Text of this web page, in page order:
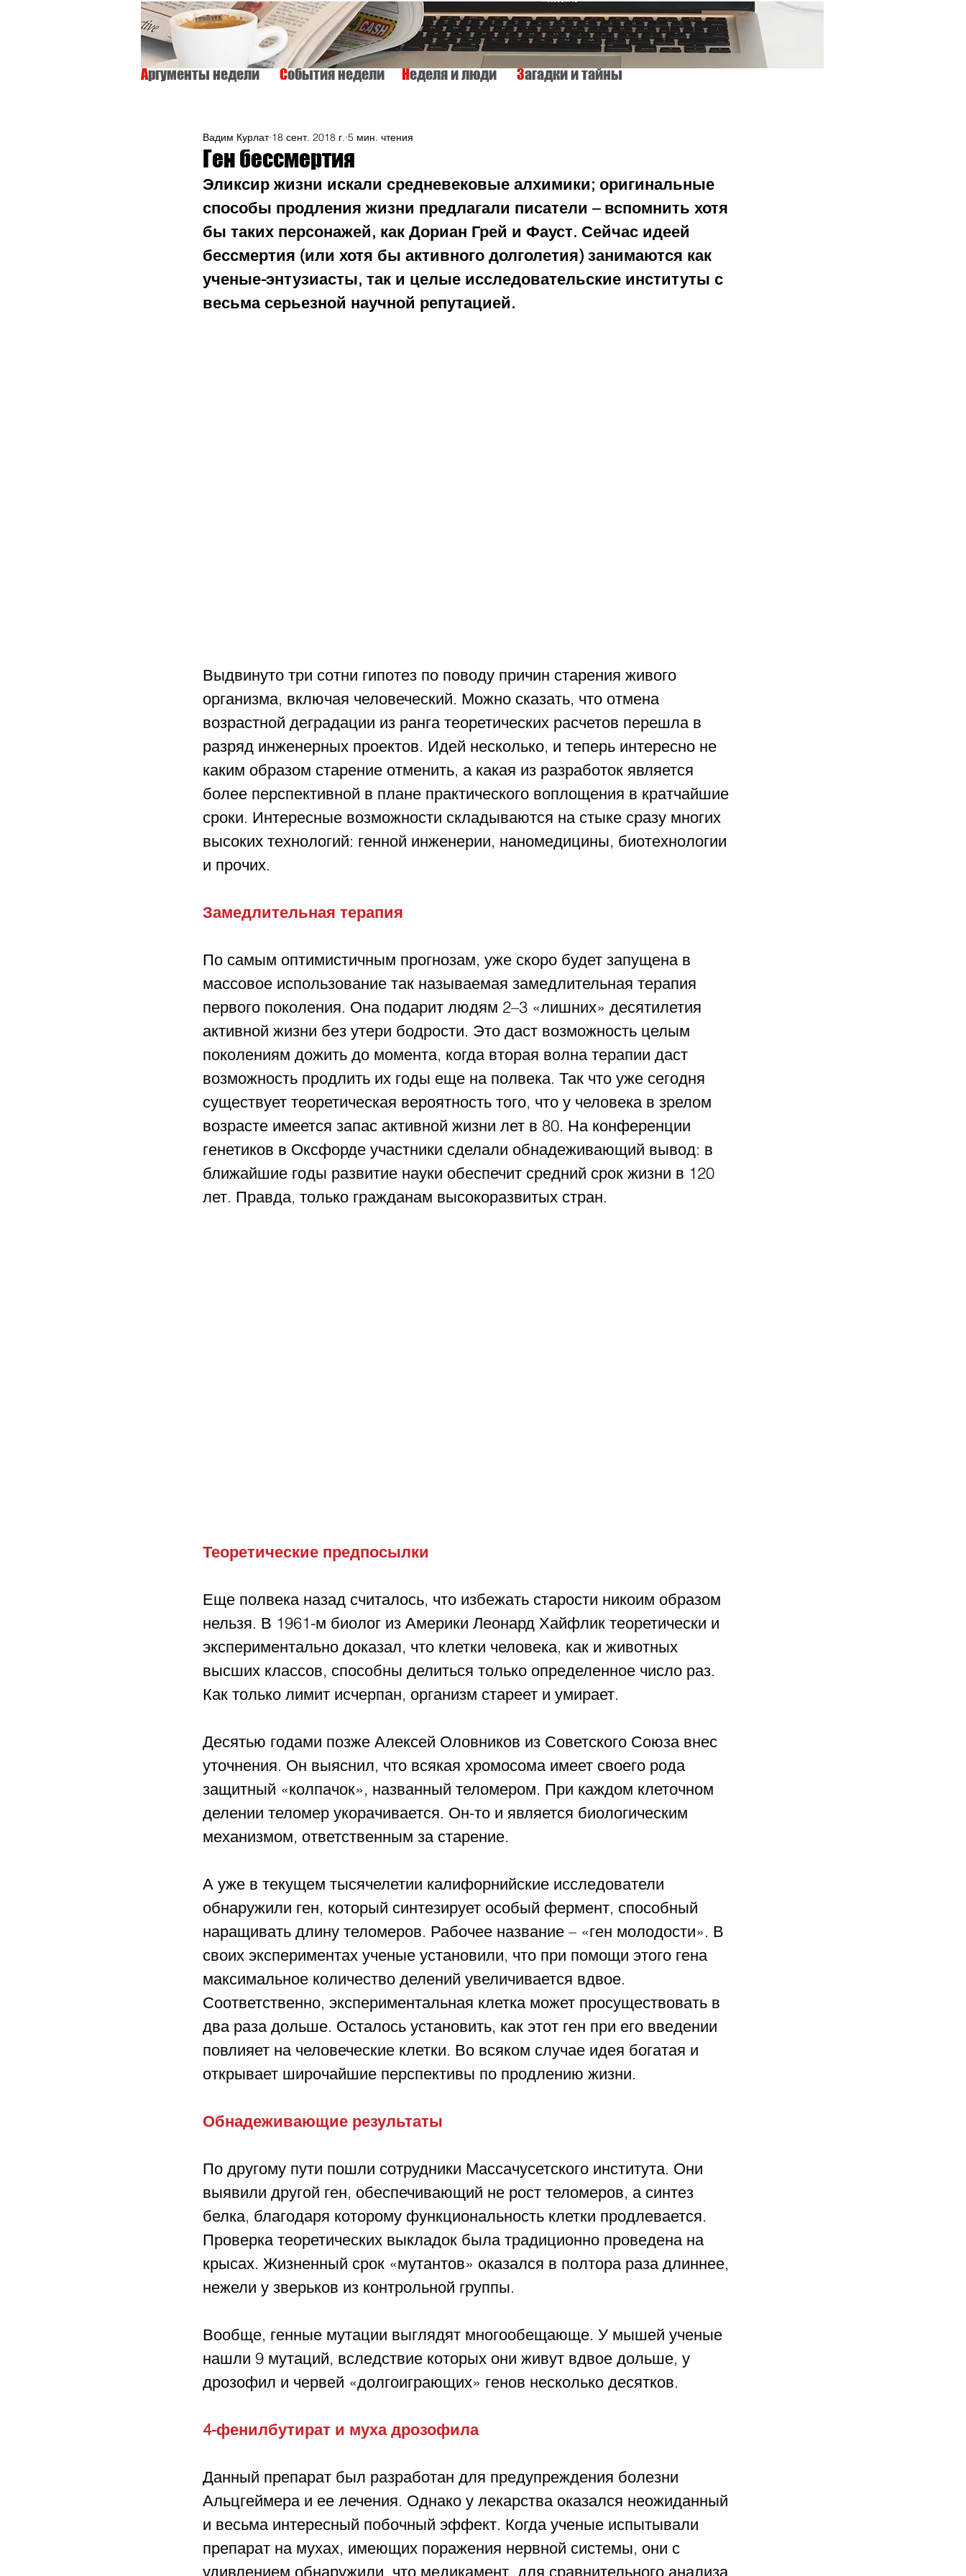
Аргументы неделиСобытия неделиНеделя и людиЗагадки и тайны
Ген бессмертия
Вадим Курлат 18 сент. 2018 г. 5 мин. чтения
Эликсир жизни искали средневековые алхимики; оригинальные
способы продления жизни предлагали писатели – вспомнить хотя
бы таких персонажей, как Дориан Грей и Фауст. Сейчас идеей
бессмертия (или хотя бы активного долголетия) занимаются как
ученые-энтузиасты, так и целые исследовательские институты с
весьма серьезной научной репутацией.
Выдвинуто три сотни гипотез по поводу причин старения живого
организма, включая человеческий. Можно сказать, что отмена
возрастной деградации из ранга теоретических расчетов перешла в
разряд инженерных проектов. Идей несколько, и теперь интересно не
каким образом старение отменить, а какая из разработок является
более перспективной в плане практического воплощения в кратчайшие
сроки. Интересные возможности складываются на стыке сразу многих
высоких технологий: генной инженерии, наномедицины, биотехнологии
и прочих.
Замедлительная терапия
По самым оптимистичным прогнозам, уже скоро будет запущена в
массовое использование так называемая замедлительная терапия
первого поколения. Она подарит людям 2–3 «лишних» десятилетия
активной жизни без утери бодрости. Это даст возможность целым
поколениям дожить до момента, когда вторая волна терапии даст
возможность продлить их годы еще на полвека. Так что уже сегодня
существует теоретическая вероятность того, что у человека в зрелом
возрасте имеется запас активной жизни лет в 80. На конференции
генетиков в Оксфорде участники сделали обнадеживающий вывод: в
ближайшие годы развитие науки обеспечит средний срок жизни в 120
лет. Правда, только гражданам высокоразвитых стран.
Теоретические предпосылки
Еще полвека назад считалось, что избежать старости никоим образом
нельзя. В 1961-м биолог из Америки Леонард Хайфлик теоретически и
экспериментально доказал, что клетки человека, как и животных
высших классов, способны делиться только определенное число раз.
Как только лимит исчерпан, организм стареет и умирает.
Десятью годами позже Алексей Оловников из Советского Союза внес
уточнения. Он выяснил, что всякая хромосома имеет своего рода
защитный «колпачок», названный теломером. При каждом клеточном
делении теломер укорачивается. Он-то и является биологическим
механизмом, ответственным за старение.
А уже в текущем тысячелетии калифорнийские исследователи
обнаружили ген, который синтезирует особый фермент, способный
наращивать длину теломеров. Рабочее название – «ген молодости». В
своих экспериментах ученые установили, что при помощи этого гена
максимальное количество делений увеличивается вдвое.
Соответственно, экспериментальная клетка может просуществовать в
два раза дольше. Осталось установить, как этот ген при его введении
повлияет на человеческие клетки. Во всяком случае идея богатая и
открывает широчайшие перспективы по продлению жизни.
Обнадеживающие результаты
По другому пути пошли сотрудники Массачусетского института. Они
выявили другой ген, обеспечивающий не рост теломеров, а синтез
белка, благодаря которому функциональность клетки продлевается.
Проверка теоретических выкладок была традиционно проведена на
крысах. Жизненный срок «мутантов» оказался в полтора раза длиннее,
нежели у зверьков из контрольной группы.
Вообще, генные мутации выглядят многообещающе. У мышей ученые
нашли 9 мутаций, вследствие которых они живут вдвое дольше, у
дрозофил и червей «долгоиграющих» генов несколько десятков.
4-фенилбутират и муха дрозофила
Данный препарат был разработан для предупреждения болезни
Альцгеймера и ее лечения. Однако у лекарства оказался неожиданный
и весьма интересный побочный эффект. Когда ученые испытывали
препарат на мухах, имеющих поражения нервной системы, они с
удивлением обнаружили, что медикамент, для сравнительного анализа